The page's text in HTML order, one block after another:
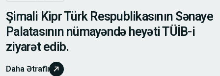
Şimali Kipr Türk Respublikasının Sənaye
Palatasının nümayəndə heyəti TÜİB-i
ziyarət edib.
Daha Ətraflı